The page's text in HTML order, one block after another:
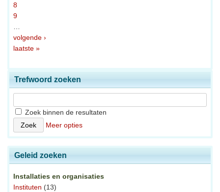
8
9
…
volgende ›
laatste »
Trefwoord zoeken
Zoek binnen de resultaten
Meer opties
Geleid zoeken
Installaties en organisaties
Instituten (13)